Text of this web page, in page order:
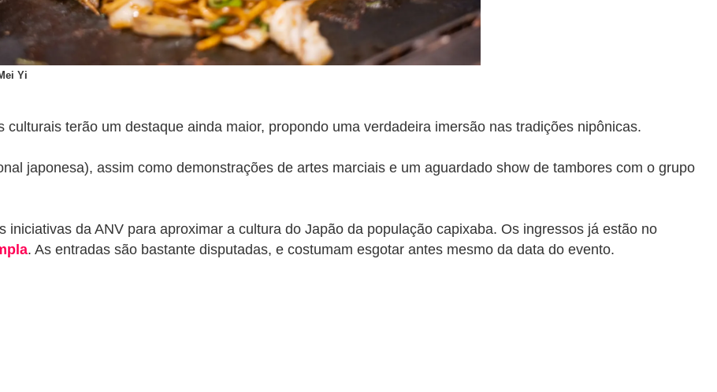
Yi
terão um destaque ainda maior, propondo uma verdadeira imersão nas tradições nipônicas.
japonesa), assim como demonstrações de artes marciais e um aguardado show de tambores com o grupo
iniciativas da ANV para aproximar a cultura do Japão da população capixaba. Os ingressos já estão no
. As entradas são bastante disputadas, e costumam esgotar antes mesmo da data do evento.